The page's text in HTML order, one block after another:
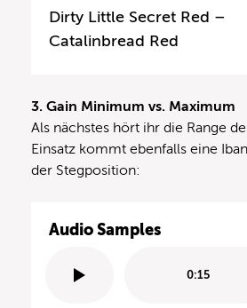
Dirty Little Secret Red –
Catalinbread Red
3. Gain Minimum vs. Maximum
Als nächstes hört ihr die Range
Einsatz kommt ebenfalls eine
der Stegposition:
Audio Samples
0:15